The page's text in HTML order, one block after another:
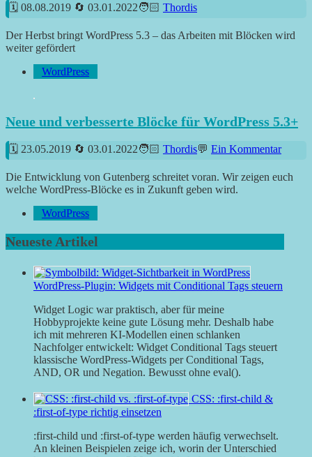
08.08.2019 03.01.2022 Thordis
Der Herbst bringt WordPress 5.3 – das Arbeiten mit Blöcken wird
weiter gefördert
WordPress
Neue und verbesserte Blöcke für WordPress 5.3+
23.05.2019 03.01.2022 Thordis Ein Kommentar
Die Entwicklung von Gutenberg schreitet voran. Wir zeigen euch
welche WordPress-Blöcke es in Zukunft geben wird.
WordPress
Neueste Artikel
WordPress-Plugin: Widgets mit Conditional Tags steuern
Widget Logic war praktisch, aber für meine
Hobbyprojekte keine gute Lösung mehr. Deshalb habe
ich mit mehreren KI-Modellen einen schlanken
Nachfolger entwickelt: Widget Conditional Tags steuert
klassische WordPress-Widgets per Conditional Tags,
AND, OR und Negation. Bewusst ohne eval().
CSS: :first-child &
:first-of-type richtig einsetzen
:first-child und :first-of-type werden häufig verwechselt.
An kleinen Beispielen zeige ich, worin der Unterschied